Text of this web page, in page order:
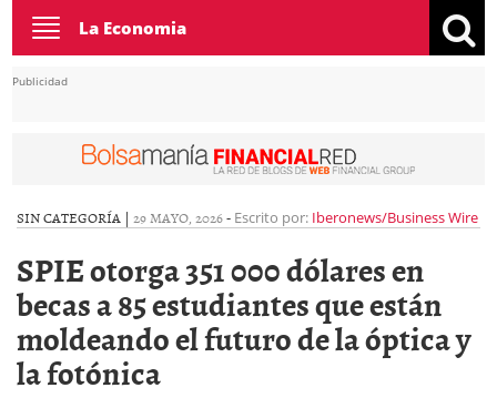
Toggle
navigation
La Economia
Publicidad
SIN CATEGORÍA | 29 MAYO, 2026- Escrito por: Iberonews/Business Wire
SPIE otorga 351 000 dólares en
becas a 85 estudiantes que están
moldeando el futuro de la óptica y
la fotónica